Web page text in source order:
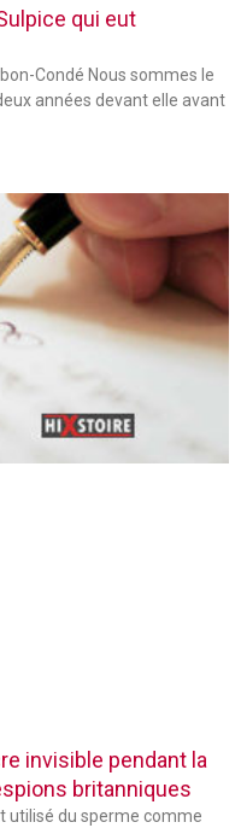
qui eut
Condé Nous sommes le
années devant elle avant
invisible pendant la
britanniques
utilisé du sperme comme